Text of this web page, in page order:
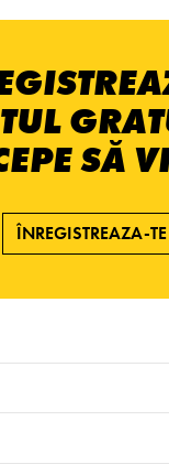
SĂ
ÎNREGISTREAZA-TE